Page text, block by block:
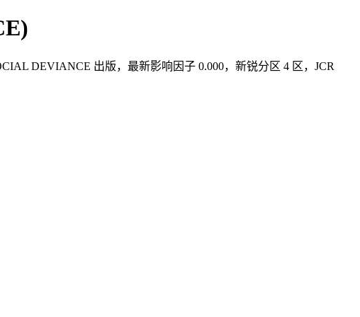
DEVIANCE 出版，最新影响因子 0.000，新锐分区 4 区，JCR